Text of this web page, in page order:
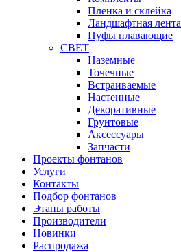
Пленка и склейка
Ландшафтная лента
Пуфы плавающие
СВЕТ
Наземные
Точечные
Встраиваемые
Настенные
Декоративные
Грунтовые
Аксессуары
Запчасти
Проекты фонтанов
Услуги
Контакты
Подбор фонтанов
Этапы работы
Производители
Новинки
Распродажа